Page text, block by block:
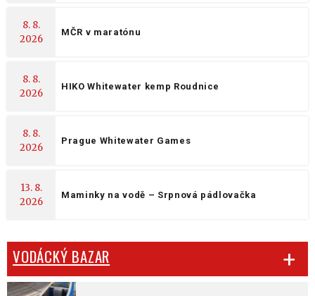
8. 8.
2026
MČR v maratónu
8. 8.
2026
HIKO Whitewater kemp Roudnice
8. 8.
2026
Prague Whitewater Games
13. 8.
2026
Maminky na vodě – Srpnová pádlovačka
VODÁCKÝ BAZAR